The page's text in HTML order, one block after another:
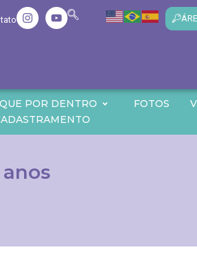
POR DENTRO FOTOS